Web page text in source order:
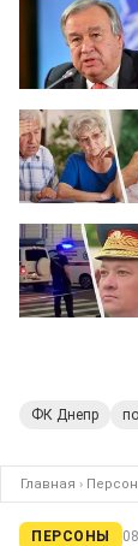
ФК Днепр
Главная ›
ПЕРСОНЫ